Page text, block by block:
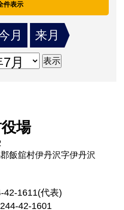
件表示
月 来月
場
飯舘村伊丹沢字伊丹沢
42-1611(代表)
42-1601